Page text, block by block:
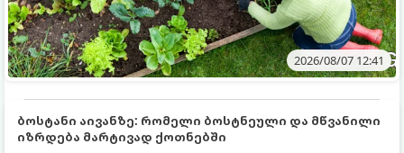
2026/08/07 12:41
ბოსტანი აივანზე: რომელი ბოსტნეული და მწვანილი
იზრდება მარტივად ქოთნებში